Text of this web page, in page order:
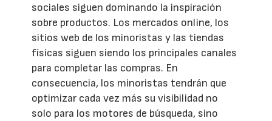
sociales siguen dominando la inspiración
sobre productos. Los mercados online, los
sitios web de los minoristas y las tiendas
físicas siguen siendo los principales canales
para completar las compras. En
consecuencia, los minoristas tendrán que
optimizar cada vez más su visibilidad no
solo para los motores de búsqueda, sino